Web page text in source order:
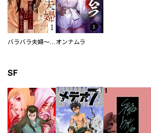
バラバラ夫婦～手足をなくした夫はまだ生きてる オンナムラ
SF